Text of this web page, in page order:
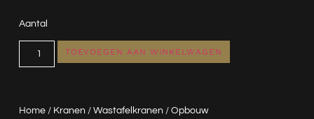
Home/ Kranen / Wastafelkranen / Opbouw
Aantal
TOEVOEGEN AAN WINKELWAGEN